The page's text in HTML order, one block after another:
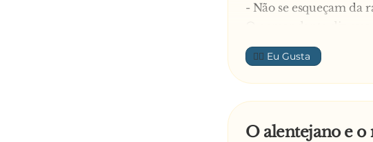
- Não se esqueçam da
O comandante diz
para não ficar atrás do
- Não se esqueçam de
Dali a nada o
levanta-se e grita:
👍🏼
O alentejano e